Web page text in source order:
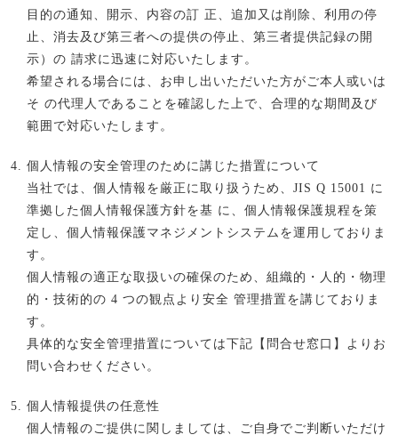
目的の通知、開示、内容の訂 正、追加又は削除、利用の停
止、消去及び第三者への提供の停止、第三者提供記録の開
示）の 請求に迅速に対応いたします。
希望される場合には、お申し出いただいた方がご本人或いは
そ の代理人であることを確認した上で、合理的な期間及び
範囲で対応いたします。
個人情報の安全管理のために講じた措置について
当社では、個人情報を厳正に取り扱うため、JIS Q 15001 に
準拠した個人情報保護方針を基 に、個人情報保護規程を策
定し、個人情報保護マネジメントシステムを運用しておりま
す。
個人情報の適正な取扱いの確保のため、組織的・人的・物理
的・技術的の 4 つの観点より安全 管理措置を講じておりま
す。
具体的な安全管理措置については下記【問合せ窓口】よりお
問い合わせください。
個人情報提供の任意性
個人情報のご提供に関しましては、ご自身でご判断いただけ